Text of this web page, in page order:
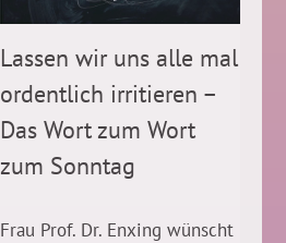
Lassen wir uns alle mal
ordentlich irritieren –
Das Wort zum Wort
zum Sonntag
Frau Prof. Dr. Enxing wünscht